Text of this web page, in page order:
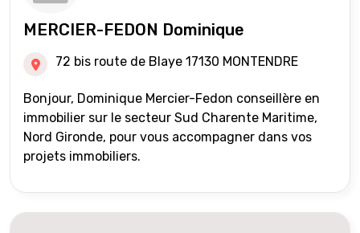
MERCIER-FEDON Dominique
72 bis route de Blaye 17130 MONTENDRE
Bonjour, Dominique Mercier-Fedon conseillère en
immobilier sur le secteur Sud Charente Maritime,
Nord Gironde, pour vous accompagner dans vos
projets immobiliers.